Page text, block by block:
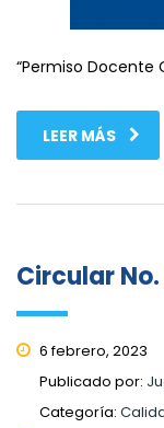
“Permiso Docente
LEER MÁS
Circular
6 febrero, 2023
Publicado por:
Categoría: